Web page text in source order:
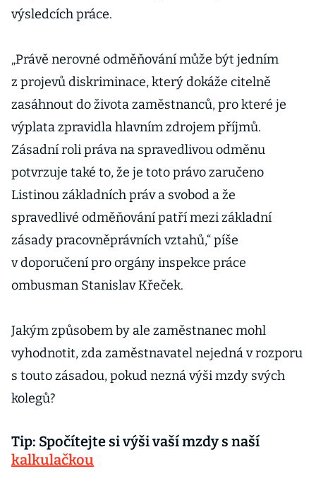
výsledcích práce.
„Právě nerovné odměňování může být jedním
z projevů diskriminace, který dokáže citelně
zasáhnout do života zaměstnanců, pro které je
výplata zpravidla hlavním zdrojem příjmů.
Zásadní roli práva na spravedlivou odměnu
potvrzuje také to, že je toto právo zaručeno
Listinou základních práv a svobod a že
spravedlivé odměňování patří mezi základní
zásady pracovněprávních vztahů,“ píše
v doporučení pro orgány inspekce práce
ombusman Stanislav Křeček.
Jakým způsobem by ale zaměstnanec mohl
vyhodnotit, zda zaměstnavatel nejedná v rozporu
s touto zásadou, pokud nezná výši mzdy svých
kolegů?
Tip: Spočítejte si výši vaší mzdy s naší
kalkulačkou